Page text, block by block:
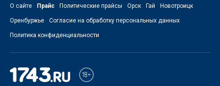
О сайте Прайс Политические прайсы Орск Гай Новотроицк
Оренбуржье Согласие на обработку персональных данных
Политика конфиденциальности